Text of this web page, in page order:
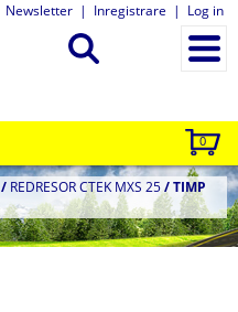
Newsletter | Inregistrare | Log in
0
/ REDRESOR CTEK MXS 25/TIMP